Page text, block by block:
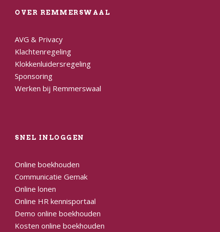
OVER REMMERSWAAL
AVG & Privacy
Klachtenregeling
Klokkenluidersregeling
Sponsoring
Werken bij Remmerswaal
SNEL INLOGGEN
Online boekhouden
Communicatie Gemak
Online lonen
Online HR kennisportaal
Demo online boekhouden
Kosten online boekhouden